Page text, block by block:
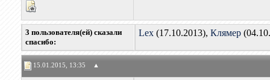
3 пользователя(ей) сказали
cпасибо:
Lex(17.10.2013), Клямер
15.01.2015, 13:35 ▲